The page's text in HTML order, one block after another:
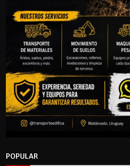
POPULAR